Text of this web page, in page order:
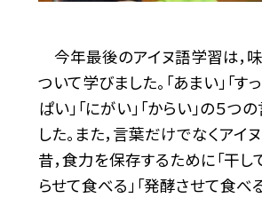
今年最後のアイヌ語学習は，
ついて学びました。「あまい」「すっ
ぱい」「にがい」「からい」の５つ
した。また，言葉だけでなくアイ
昔，食力を保存するために「干し
らせて食べる」「発酵させて食べ